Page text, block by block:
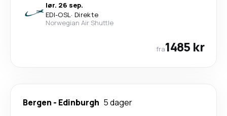
lør. 26 sep.
EDI-OSL· Direkte
Norwegian Air Shuttle
fra1485 kr
Bergen - Edinburgh 5 dager